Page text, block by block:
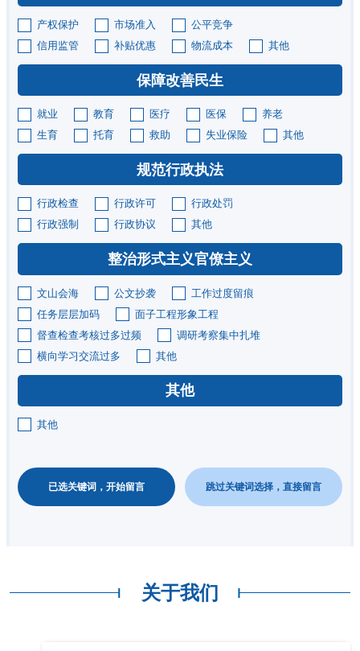
产权保护 市场准入
公平竞争
信用监管
补贴优惠 物流成本 其他
保障改善民生
就业 教育 医疗 医保
养老
生育
托育 救助 失业保险 其他
规范行政执法
行政检查 行政许可
行政处罚
行政强制
行政协议 其他
整治形式主义官僚主义
文山会海 公文抄袭
工作过度留痕
任务层层加码
面子工程形象工程
督查检查考核过多过频
调研考察集中扎堆
横向学习交流过多
其他
其他
其他
已选关键词，开始留言 跳过关键词选择，直接留言
关于我们